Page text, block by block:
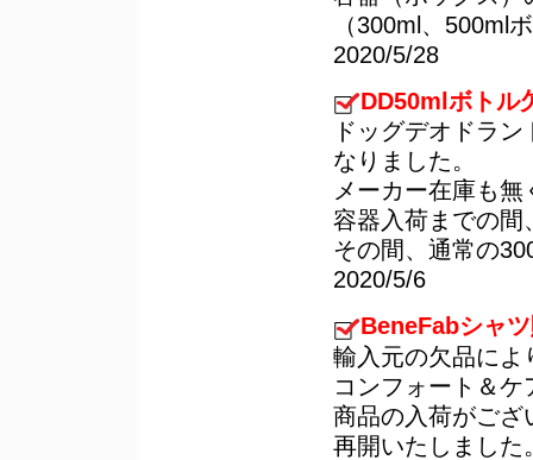
（300ml、500ml
2020/5/28
DD50mlボトル
ドッグデオドラ
なりました。
メーカー在庫も
容器入荷までの間
その間、通常の
2020/5/6
BeneFabシャ
輸入元の欠品によ
コンフォート＆
商品の入荷がござ
再開いたしました